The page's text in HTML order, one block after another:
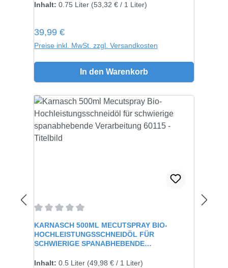
Inhalt: 0.75 Liter (53,32 € / 1 Liter)
Regulärer Preis:
39,99 €
Preise inkl. MwSt. zzgl. Versandkosten
In den Warenkorb
KARNASCH 500ML MECUTSPRAY BIO-
HOCHLEISTUNGSSCHNEIDÖL FÜR
SCHWIERIGE SPANABHEBENDE
Inhalt: 0.5 Liter (49,98 € / 1 Liter)